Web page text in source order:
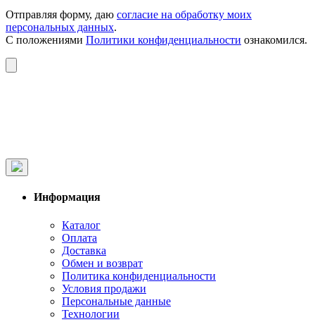
Отправляя форму, даю согласие на обработку моих
персональных данных.
С положениями Политики конфиденциальности ознакомился.
Информация
Каталог
Оплата
Доставка
Обмен и возврат
Политика конфиденциальности
Условия продажи
Персональные данные
Технологии